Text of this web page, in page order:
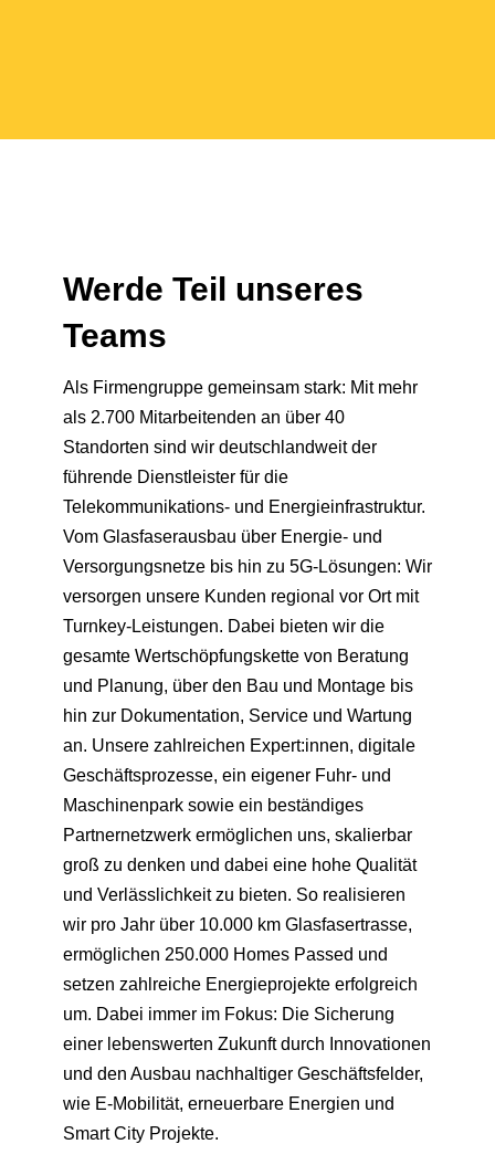
Werde Teil unseres
Teams
Als Firmengruppe gemeinsam stark: Mit mehr
als 2.700 Mitarbeitenden an über 40
Standorten sind wir deutschlandweit der
führende Dienstleister für die
Telekommunikations- und Energieinfrastruktur.
Vom Glasfaserausbau über Energie- und
Versorgungsnetze bis hin zu 5G-Lösungen: Wir
versorgen unsere Kunden regional vor Ort mit
Turnkey-Leistungen. Dabei bieten wir die
gesamte Wertschöpfungskette von Beratung
und Planung, über den Bau und Montage bis
hin zur Dokumentation, Service und Wartung
an. Unsere zahlreichen Expert:innen, digitale
Geschäftsprozesse, ein eigener Fuhr- und
Maschinenpark sowie ein beständiges
Partnernetzwerk ermöglichen uns, skalierbar
groß zu denken und dabei eine hohe Qualität
und Verlässlichkeit zu bieten. So realisieren
wir pro Jahr über 10.000 km Glasfasertrasse,
ermöglichen 250.000 Homes Passed und
setzen zahlreiche Energieprojekte erfolgreich
um. Dabei immer im Fokus: Die Sicherung
einer lebenswerten Zukunft durch Innovationen
und den Ausbau nachhaltiger Geschäftsfelder,
wie E-Mobilität, erneuerbare Energien und
Smart City Projekte.